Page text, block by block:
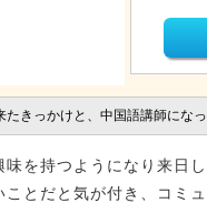
たきっかけと、中国語講師にな
を持つようになり来日
とだと気が付き、コミ